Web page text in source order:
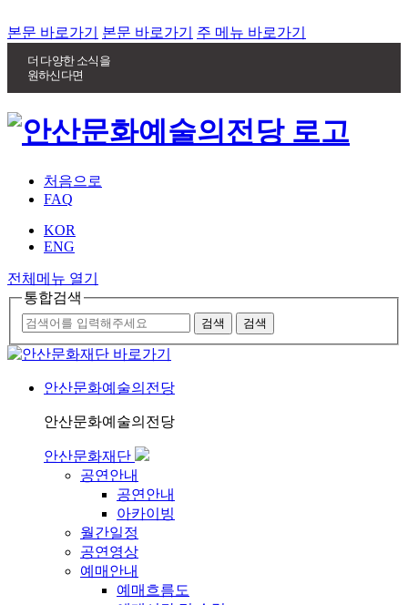
본문 바로가기 본문 바로가기 주 메뉴 바로가기
더 다양한 소식을
원하신다면
처음으로
FAQ
KOR
ENG
전체메뉴 열기
통합검색
안산문화예술의전당
안산문화예술의전당
안산문화재단
공연안내
공연안내
아카이빙
월간일정
공연영상
예매안내
예매흐름도